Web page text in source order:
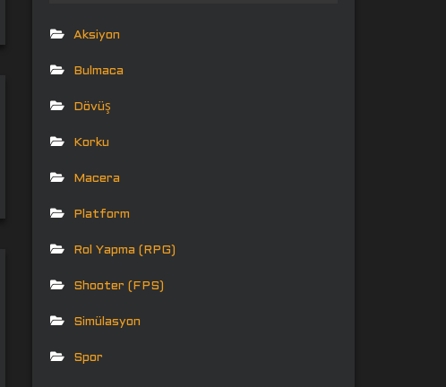
Aksiyon
Bulmaca
Dövüş
Korku
Macera
Platform
Rol Yapma (RPG)
Shooter (FPS)
Simülasyon
Spor